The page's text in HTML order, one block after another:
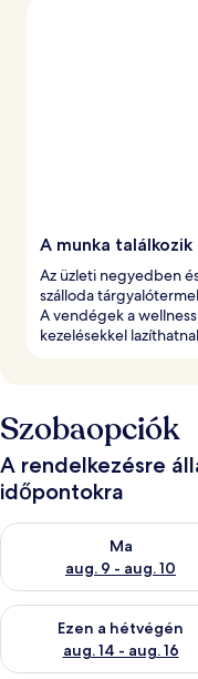
A munka találkozik
Az üzleti negyedben
szálloda
A vendégek a
kezelésekkel
Szobaopciók
A rendelkezésre
időpontokra
Ma
aug. 9 - aug. 10
A ma esti rendelkezésre
Ezen a hétvégén
aug. 14 - aug. 16
A mostani hétvégi